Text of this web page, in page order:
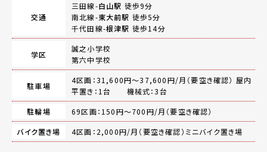
交通
三田線-白山駅 徒歩9分
南北線-東大前駅 徒歩5分
千代田線-根津駅 徒歩14分
学区
誠之小学校
第六中学校
駐車場
4区画：31,600円～37,600円/月（要空き確認） 屋内
平置き：1台 機械式：3台
駐輪場
69区画：150円～700円/月（要空き確認）
バイク置き場
4区画：2,000円/月（要空き確認）ミニバイク置き場